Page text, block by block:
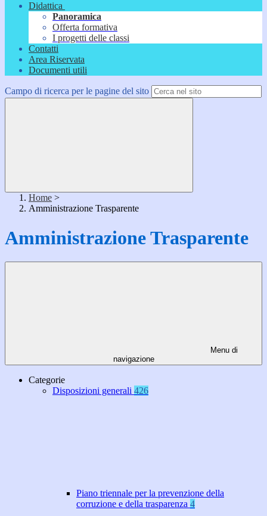
Didattica
Panoramica
Offerta formativa
I progetti delle classi
Contatti
Area Riservata
Documenti utili
Campo di ricerca per le pagine del sito
Home >
Amministrazione Trasparente
Amministrazione Trasparente
Menu di
navigazione
Categorie
Disposizioni generali 426
Piano triennale per la prevenzione della
corruzione e della trasparenza 4